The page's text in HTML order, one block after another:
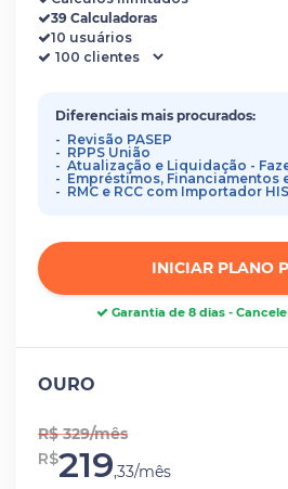
39 Calculadoras
10 usuários
Diferenciais mais procurados:
Revisão PASEP
RPPS União
Atualização e Liquidação -
Empréstimos, Financiamentos
RMC e RCC com Importador
INICIAR PLANO
Garantia de 8 dias -
OURO
R$ 329/mês
R$219,33/mês